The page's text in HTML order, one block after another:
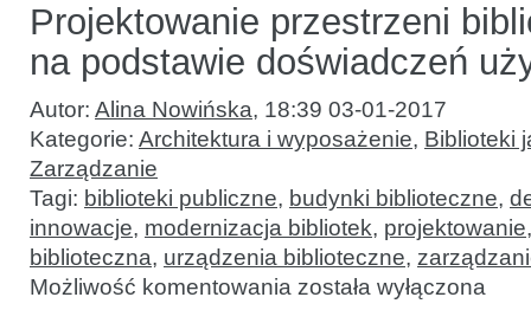
Projektowanie przestrzeni
na podstawie doświadczeń
Autor: Alina Nowińska, 18:39 03-01-2017
Kategorie: Architektura i wyposażenie, Biblioteki
Zarządzanie
Tagi: biblioteki publiczne, budynki biblioteczne,
innowacje, modernizacja bibliotek, projektowanie
biblioteczna, urządzenia biblioteczne,
Możliwość komentowania Projektowanie
przestrzeni
została wyłączona